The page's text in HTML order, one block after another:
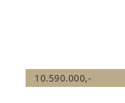
10.590.000,-